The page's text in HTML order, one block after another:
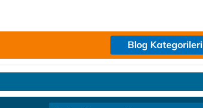
Blog Kategorileri